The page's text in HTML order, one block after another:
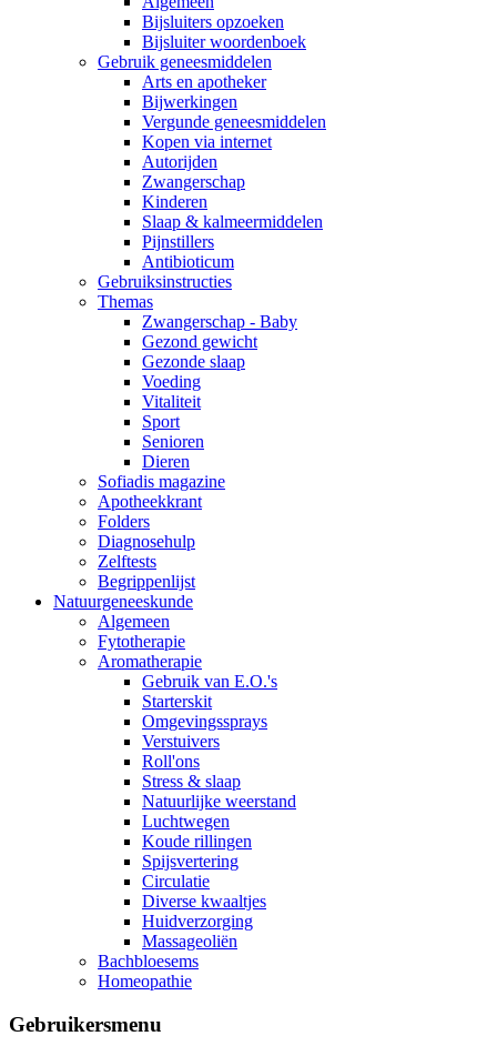
Bijsluiters opzoeken
Bijsluiter woordenboek
Gebruik geneesmiddelen
Arts en apotheker
Bijwerkingen
Vergunde geneesmiddelen
Kopen via internet
Autorijden
Zwangerschap
Kinderen
Slaap & kalmeermiddelen
Pijnstillers
Antibioticum
Gebruiksinstructies
Themas
Zwangerschap - Baby
Gezond gewicht
Gezonde slaap
Voeding
Vitaliteit
Sport
Senioren
Dieren
Sofiadis magazine
Apotheekkrant
Folders
Diagnosehulp
Zelftests
Begrippenlijst
Natuurgeneeskunde
Algemeen
Fytotherapie
Aromatherapie
Gebruik van E.O.'s
Starterskit
Omgevingssprays
Verstuivers
Roll'ons
Stress & slaap
Natuurlijke weerstand
Luchtwegen
Koude rillingen
Spijsvertering
Circulatie
Diverse kwaaltjes
Huidverzorging
Massageoliën
Bachbloesems
Homeopathie
Gebruikersmenu